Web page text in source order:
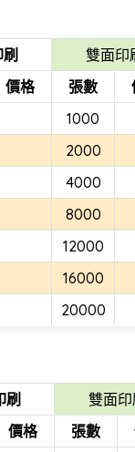
雙面印
價格 張數
1000
2000
4000
8000
12000
16000
20000
刷
雙面
價格 張數